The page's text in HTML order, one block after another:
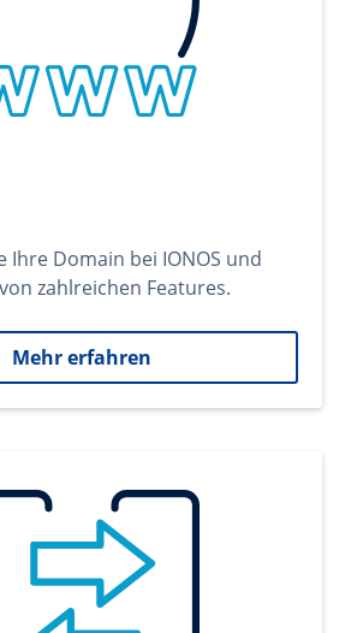
Ihre Domain bei IONOS und
zahlreichen Features.
Mehr erfahren